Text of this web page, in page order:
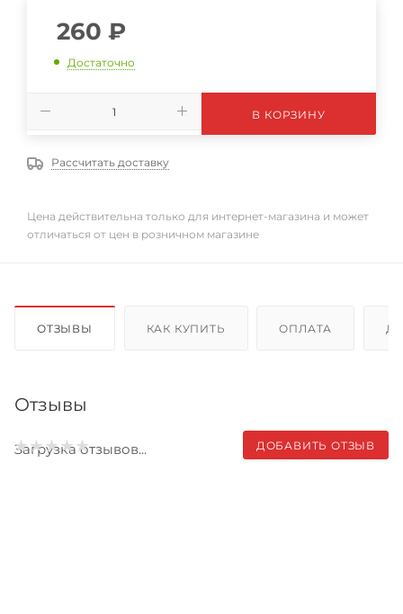
260 ₽
Достаточно
В КОРЗИНУ
Рассчитать доставку
Цена действительна только для интернет-магазина и может
отличаться от цен в розничном магазине
ОТЗЫВЫ КАК КУПИТЬ ОПЛАТА
Отзывы
ДОБАВИТЬ ОТЗЫВ
Загрузка отзывов...